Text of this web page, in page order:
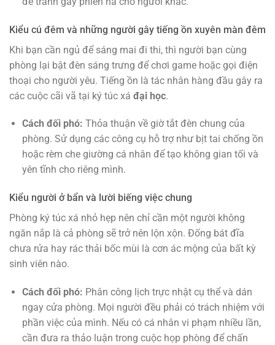
Kiểu cú đêm và những người gây tiếng ồn xuyên màn đêm
Khi bạn cần ngủ để sáng mai đi thi, thì người bạn cùng
phòng lại bật đèn sáng trưng để chơi game hoặc gọi điện
thoại cho người yêu. Tiếng ồn là tác nhân hàng đầu gây ra
các cuộc cãi vã tại ký túc xá đại học.
Cách đối phó: Thỏa thuận về giờ tắt đèn chung của
phòng. Sử dụng các công cụ hỗ trợ như bịt tai chống ồn
hoặc rèm che giường cá nhân để tạo không gian tối và
yên tĩnh cho riêng mình.
Kiểu người ở bẩn và lười biếng việc chung
Phòng ký túc xá nhỏ hẹp nên chỉ cần một người không
ngăn nắp là cả phòng sẽ trở nên lộn xộn. Đống bát đĩa
chưa rửa hay rác thải bốc mùi là cơn ác mộng của bất kỳ
sinh viên nào.
Cách đối phó: Phân công lịch trực nhật cụ thể và dán
ngay cửa phòng. Mọi người đều phải có trách nhiệm với
phần việc của mình. Nếu có cá nhân vi phạm nhiều lần,
cần đưa ra thảo luận trong cuộc họp phòng để chấn